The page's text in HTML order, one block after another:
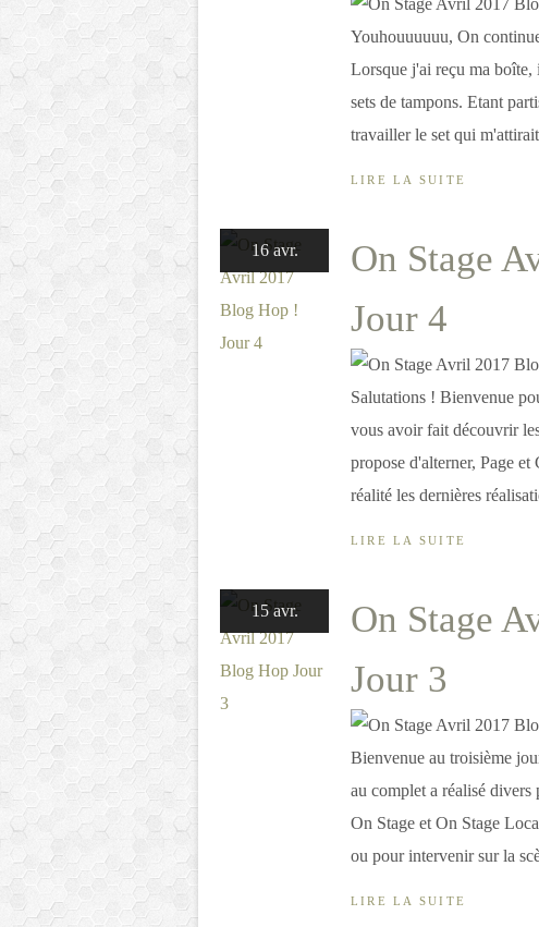
Youhouuuuuu, On
Lorsque j'ai reçu ma boîte,
sets de tampons. Etant
travailler le set qui
LIRE LA SUITE
16 avr.
On Stage
Jour 4
Salutations ! Bienvenue
vous avoir fait découvrir
propose d'alterner, Page et
réalité les dernières
LIRE LA SUITE
15 avr.
On Stage
Jour 3
Bienvenue au troisième
au complet a réalisé divers
On Stage et On Stage
ou pour intervenir sur la
LIRE LA SUITE